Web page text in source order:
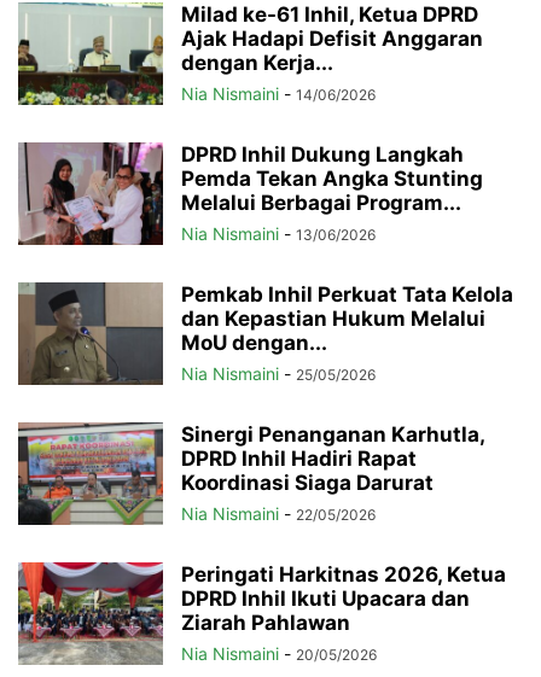
Milad ke-61 Inhil, Ketua DPRD
Ajak Hadapi Defisit Anggaran
dengan Kerja...
Nia Nismaini - 14/06/2026
DPRD Inhil Dukung Langkah
Pemda Tekan Angka Stunting
Melalui Berbagai Program...
Nia Nismaini - 13/06/2026
Pemkab Inhil Perkuat Tata Kelola
dan Kepastian Hukum Melalui
MoU dengan...
Nia Nismaini - 25/05/2026
Sinergi Penanganan Karhutla,
DPRD Inhil Hadiri Rapat
Koordinasi Siaga Darurat
Nia Nismaini - 22/05/2026
Peringati Harkitnas 2026, Ketua
DPRD Inhil Ikuti Upacara dan
Ziarah Pahlawan
Nia Nismaini - 20/05/2026